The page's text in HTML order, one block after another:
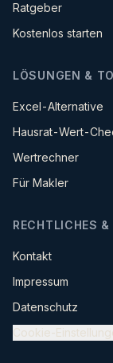
Ratgeber
Kostenlos starten
LÖSUNGEN &
Excel-Alternative
Hausrat-Wert-
Wertrechner
Für Makler
RECHTLICHES
Kontakt
Impressum
Datenschutz
Cookie-